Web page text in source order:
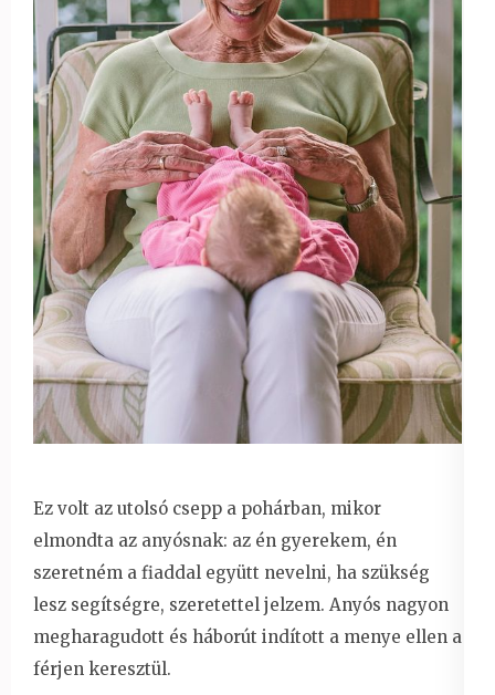
Ez volt az utolsó csepp a pohárban, mikor
elmondta az anyósnak: az én gyerekem, én
szeretném a fiaddal együtt nevelni, ha szükség
lesz segítségre, szeretettel jelzem. Anyós nagyon
megharagudott és háborút indított a menye ellen a
férjen keresztül.